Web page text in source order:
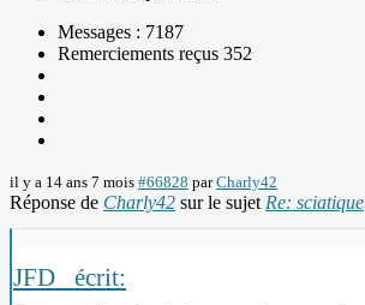
Messages : 7187
Remerciements reçus 352
il y a 14 ans 7 mois #66828 parCharly42
Réponse de Charly42 sur le sujet Re: sciatique
JFD_ écrit: